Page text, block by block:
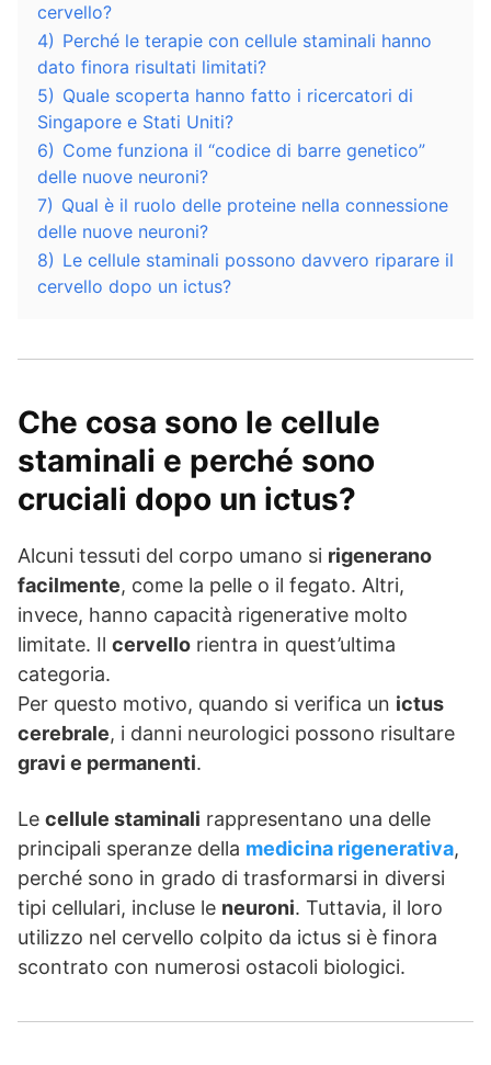
cervello?
4) Perché le terapie con cellule staminali hanno
dato finora risultati limitati?
5) Quale scoperta hanno fatto i ricercatori di
Singapore e Stati Uniti?
6) Come funziona il “codice di barre genetico”
delle nuove neuroni?
7) Qual è il ruolo delle proteine nella connessione
delle nuove neuroni?
8) Le cellule staminali possono davvero riparare il
cervello dopo un ictus?
Che cosa sono le cellule
staminali e perché sono
cruciali dopo un ictus?
Alcuni tessuti del corpo umano si rigenerano
facilmente, come la pelle o il fegato. Altri,
invece, hanno capacità rigenerative molto
limitate. Il cervello rientra in quest’ultima
categoria.
Per questo motivo, quando si verifica un ictus
cerebrale, i danni neurologici possono risultare
gravi e permanenti.
Le cellule staminali rappresentano una delle
principali speranze della medicina rigenerativa,
perché sono in grado di trasformarsi in diversi
tipi cellulari, incluse le neuroni. Tuttavia, il loro
utilizzo nel cervello colpito da ictus si è finora
scontrato con numerosi ostacoli biologici.